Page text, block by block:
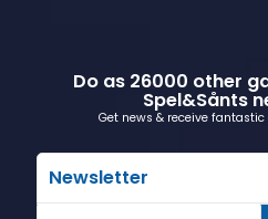
Do as 26000 other
Spel&Sånts
Get news & receive
Newsletter